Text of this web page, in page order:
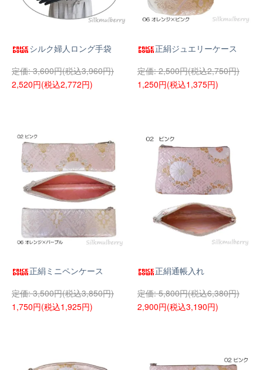
シルク婦人ロング手袋
3,600円(税込3,960円)
2,520円(税込2,772円)
正絹ジュエリーケース
2,500円(税込2,750円)
1,250円(税込1,375円)
正絹ミニペンケース
3,500円(税込3,850円)
1,750円(税込1,925円)
正絹通帳入れ
5,800円(税込6,380円)
2,900円(税込3,190円)